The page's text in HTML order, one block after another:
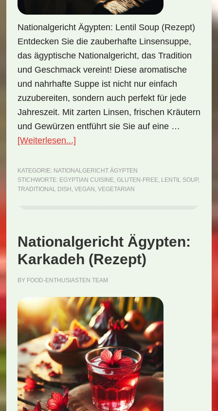
Nationalgericht Ägypten: Lentil Soup (Rezept)
Entdecken Sie die zauberhafte Linsensuppe,
das ägyptische Nationalgericht, das Tradition
und Geschmack vereint! Diese aromatische
und nahrhafte Suppe ist nicht nur einfach
zuzubereiten, sondern auch perfekt für jede
Jahreszeit. Mit zarten Linsen, frischen Kräutern
und Gewürzen entführt sie Sie auf eine …
[Weiterlesen...]ÜberNationalgericht
Lentil
Soup
KATEGORIE: NATIONALGERICHT ÄGYPTEN
STICHWORTE: EGYPTIAN CUISINE, GLUTEN-FREE, LENTIL SOUP,
TRADITIONAL DISH , VEGAN , VEGETARIAN
Nationalgericht Ägypten:
Karkadeh (Rezept)
BY FOOD-ENTHUSIASTEN TEAM